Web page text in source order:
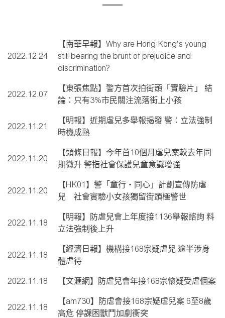
2022.12.24
【南華早報】Why are Hong Kong’s young
still bearing the brunt of prejudice and
discrimination?
2022.12.07
【東張焦點】警方首次拍街頭「實驗片」 結
論：只有3%市民關注流落街上小孩
2022.11.21
【明報】近期虐兒多舉報揭發 警：立法強制
時機成熟
2022.11.20
【頭條日報】今年首10個月虐兒案較去年同
期微升 警指社會保護兒童意識增強
2022.11.20
【HK01】警「童行‧同心」計劃宣傳防虐
兒 社會實驗小女孩獨留街頭極警世
2022.11.18
【明報】防虐兒會上年度接1136舉報諮詢 料
立法強制後上升
2022.11.18
【經濟日報】機構接168宗疑虐兒 逾半涉身
體虐待
2022.11.18 【文滙網】防虐兒會年接168宗懷疑受虐個案
2022.11.18
【am730】防虐會接168宗疑虐兒案 6至8歲
高危 停課困獸鬥加劇衝突